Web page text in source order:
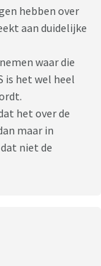
hebben over
aan duidelijke
waar die
is het wel heel
het over de
maar in
niet de